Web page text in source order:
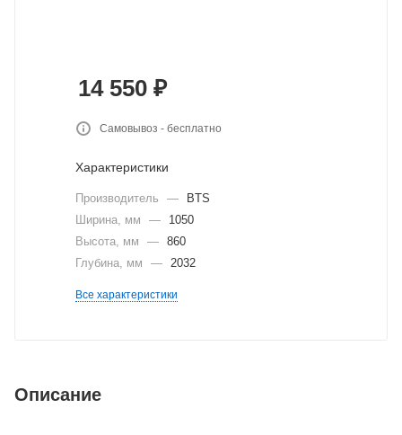
14 550 ₽
Самовывоз - бесплатно
Характеристики
Производитель —
BTS
Ширина, мм
—
1050
Высота, мм
— 860
Глубина, мм
— 2032
Все характеристики
Описание